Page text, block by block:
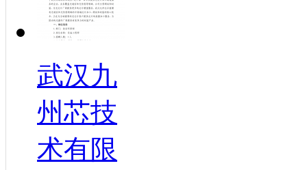
武汉九
州芯技
术有限